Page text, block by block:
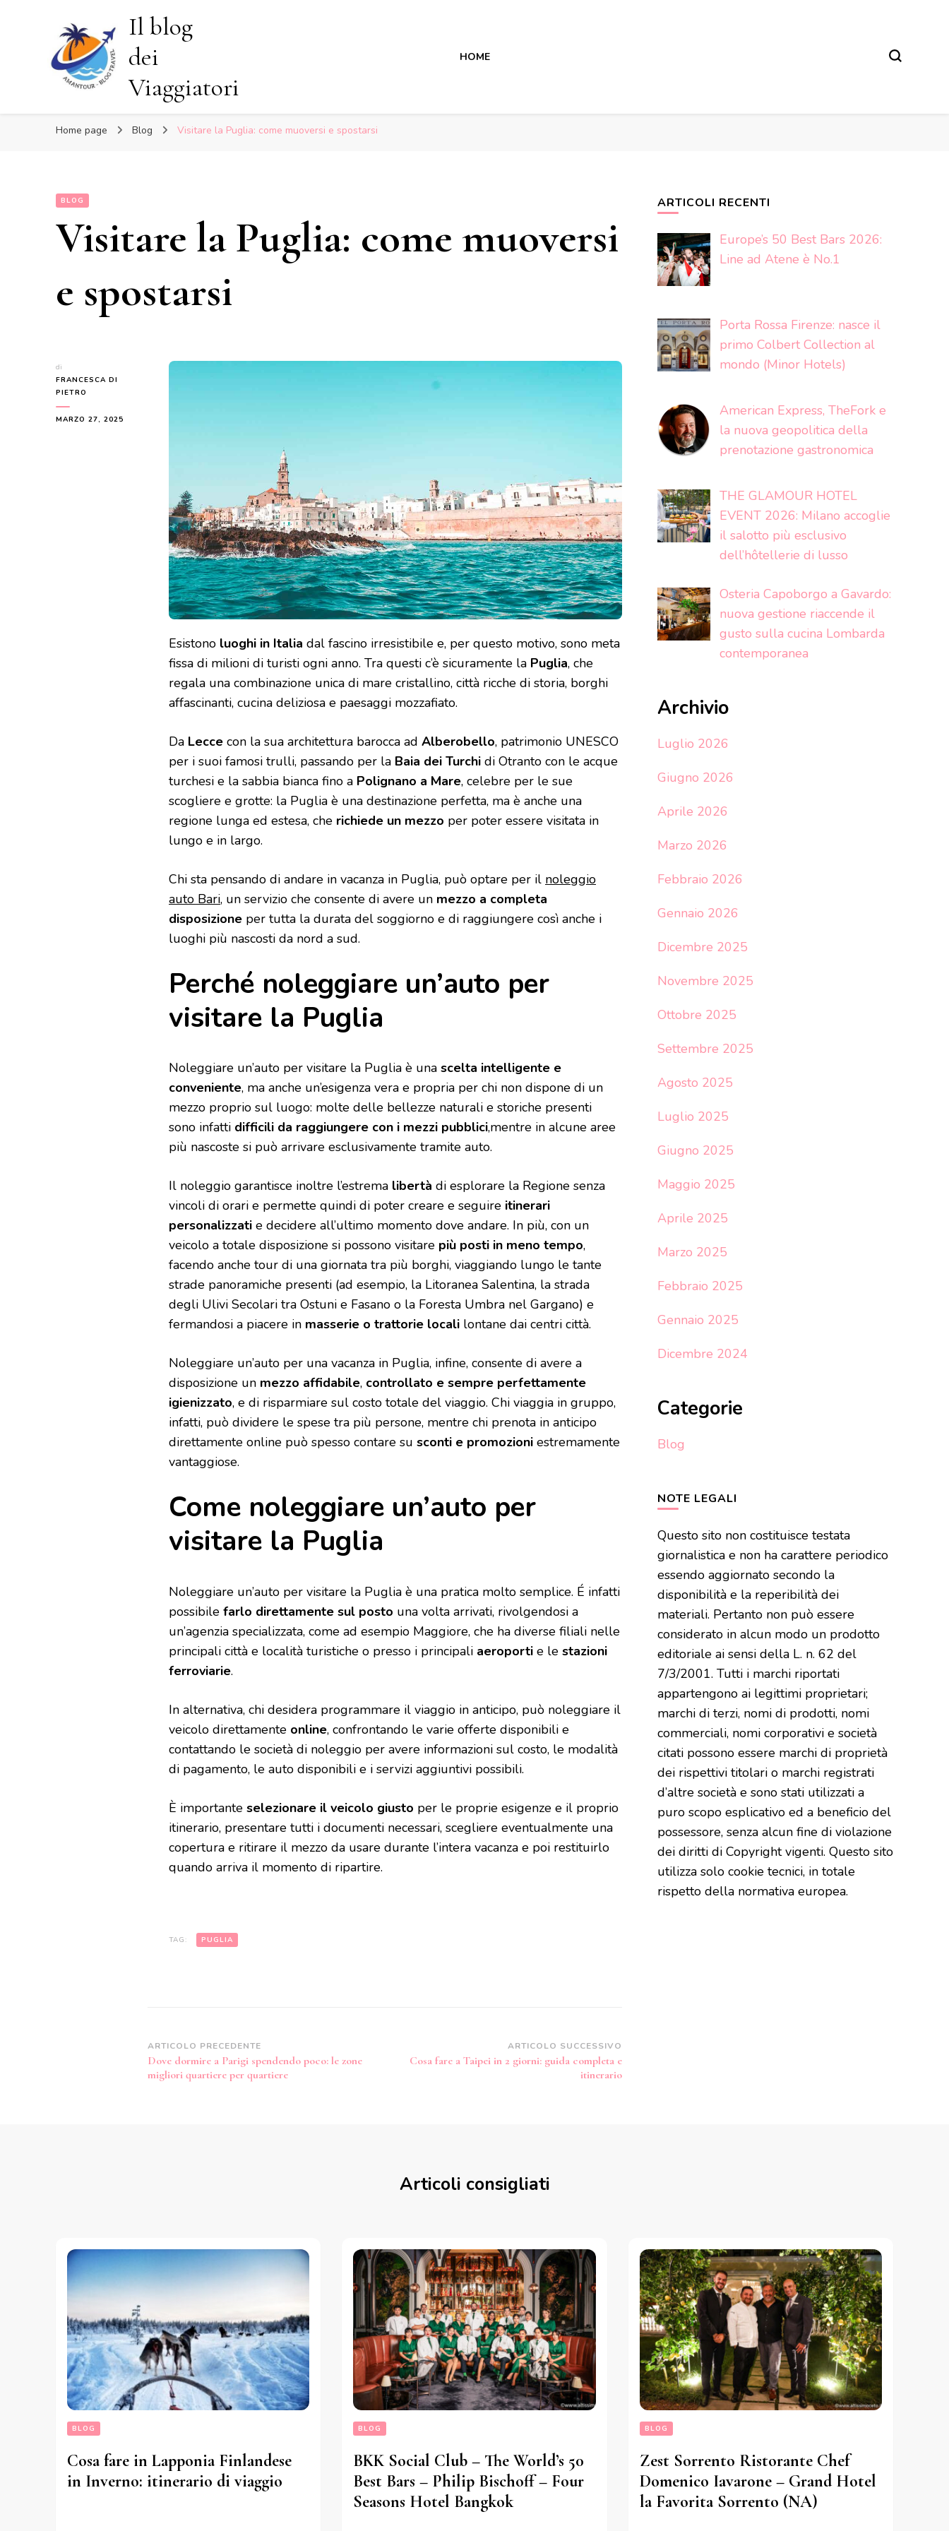
Il blog
dei
Viaggiatori
HOME
Home page Blog Visitare la Puglia: come muoversi e spostarsi
BLOG
Visitare la Puglia: come muoversi
e spostarsi
di
FRANCESCA DI
PIETRO
MARZO 27, 2025
Esistono luoghi in Italia dal fascino irresistibile e, per questo motivo, sono meta
fissa di milioni di turisti ogni anno. Tra questi c’è sicuramente la Puglia, che
regala una combinazione unica di mare cristallino, città ricche di storia, borghi
affascinanti, cucina deliziosa e paesaggi mozzafiato.
Da Lecce con la sua architettura barocca ad Alberobello, patrimonio UNESCO
per i suoi famosi trulli, passando per la Baia dei Turchi di Otranto con le acque
turchesi e la sabbia bianca fino a Polignano a Mare, celebre per le sue
scogliere e grotte: la Puglia è una destinazione perfetta, ma è anche una
regione lunga ed estesa, che richiede un mezzo per poter essere visitata in
lungo e in largo.
Chi sta pensando di andare in vacanza in Puglia, può optare per il noleggio
auto Bari, un servizio che consente di avere un mezzo a completa
disposizione per tutta la durata del soggiorno e di raggiungere così anche i
luoghi più nascosti da nord a sud.
Perché noleggiare un’auto per
visitare la Puglia
Noleggiare un’auto per visitare la Puglia è una scelta intelligente e
conveniente, ma anche un’esigenza vera e propria per chi non dispone di un
mezzo proprio sul luogo: molte delle bellezze naturali e storiche presenti
sono infatti difficili da raggiungere con i mezzi pubblici,mentre in alcune aree
più nascoste si può arrivare esclusivamente tramite auto.
Il noleggio garantisce inoltre l’estrema libertà di esplorare la Regione senza
vincoli di orari e permette quindi di poter creare e seguire itinerari
personalizzati e decidere all’ultimo momento dove andare. In più, con un
veicolo a totale disposizione si possono visitare più posti in meno tempo,
facendo anche tour di una giornata tra più borghi, viaggiando lungo le tante
strade panoramiche presenti (ad esempio, la Litoranea Salentina, la strada
degli Ulivi Secolari tra Ostuni e Fasano o la Foresta Umbra nel Gargano) e
fermandosi a piacere in masserie o trattorie locali lontane dai centri città.
Noleggiare un’auto per una vacanza in Puglia, infine, consente di avere a
disposizione un mezzo affidabile, controllato e sempre perfettamente
igienizzato, e di risparmiare sul costo totale del viaggio. Chi viaggia in gruppo,
infatti, può dividere le spese tra più persone, mentre chi prenota in anticipo
direttamente online può spesso contare su sconti e promozioni estremamente
vantaggiose.
Come noleggiare un’auto per
visitare la Puglia
Noleggiare un’auto per visitare la Puglia è una pratica molto semplice. É infatti
possibile farlo direttamente sul posto una volta arrivati, rivolgendosi a
un’agenzia specializzata, come ad esempio Maggiore, che ha diverse filiali nelle
principali città e località turistiche o presso i principali aeroporti e le stazioni
ferroviarie.
In alternativa, chi desidera programmare il viaggio in anticipo, può noleggiare il
veicolo direttamente online, confrontando le varie offerte disponibili e
contattando le società di noleggio per avere informazioni sul costo, le modalità
di pagamento, le auto disponibili e i servizi aggiuntivi possibili.
È importante selezionare il veicolo giusto per le proprie esigenze e il proprio
itinerario, presentare tutti i documenti necessari, scegliere eventualmente una
copertura e ritirare il mezzo da usare durante l’intera vacanza e poi restituirlo
quando arriva il momento di ripartire.
TAG: PUGLIA
Navigazione
articoli
ARTICOLO PRECEDENTE
Dove dormire a Parigi spendendo poco: le zone
migliori quartiere per quartiere
ARTICOLO SUCCESSIVO
Cosa fare a Taipei in 2 giorni: guida completa e
itinerario
ARTICOLI RECENTI
Europe’s 50 Best Bars 2026:
Line ad Atene è No.1
Porta Rossa Firenze: nasce il
primo Colbert Collection al
mondo (Minor Hotels)
American Express, TheFork e
la nuova geopolitica della
prenotazione gastronomica
THE GLAMOUR HOTEL
EVENT 2026: Milano accoglie
il salotto più esclusivo
dell’hôtellerie di lusso
Osteria Capoborgo a Gavardo:
nuova gestione riaccende il
gusto sulla cucina Lombarda
contemporanea
Archivio
Luglio 2026
Giugno 2026
Aprile 2026
Marzo 2026
Febbraio 2026
Gennaio 2026
Dicembre 2025
Novembre 2025
Ottobre 2025
Settembre 2025
Agosto 2025
Luglio 2025
Giugno 2025
Maggio 2025
Aprile 2025
Marzo 2025
Febbraio 2025
Gennaio 2025
Dicembre 2024
Categorie
Blog
NOTE LEGALI
Questo sito non costituisce testata
giornalistica e non ha carattere periodico
essendo aggiornato secondo la
disponibilità e la reperibilità dei
materiali. Pertanto non può essere
considerato in alcun modo un prodotto
editoriale ai sensi della L. n. 62 del
7/3/2001. Tutti i marchi riportati
appartengono ai legittimi proprietari;
marchi di terzi, nomi di prodotti, nomi
commerciali, nomi corporativi e società
citati possono essere marchi di proprietà
dei rispettivi titolari o marchi registrati
d’altre società e sono stati utilizzati a
puro scopo esplicativo ed a beneficio del
possessore, senza alcun fine di violazione
dei diritti di Copyright vigenti. Questo sito
utilizza solo cookie tecnici, in totale
rispetto della normativa europea.
Articoli consigliati
BLOG
Cosa fare in Lapponia Finlandese
in Inverno: itinerario di viaggio
BLOG
BKK Social Club – The World’s 50
Best Bars – Philip Bischoff – Four
Seasons Hotel Bangkok
BLOG
Zest Sorrento Ristorante Chef
Domenico Iavarone – Grand Hotel
la Favorita Sorrento (NA)